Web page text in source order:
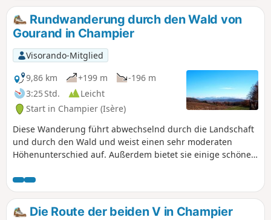
Rundwanderung durch den Wald von
Gourand in Champier
Visorando-Mitglied
9,86 km
+199 m
-196 m
3:25 Std.
Leicht
Start in Champier (Isère)
Diese Wanderung führt abwechselnd durch die Landschaft
und durch den Wald und weist einen sehr moderaten
Höhenunterschied auf. Außerdem bietet sie einige schöne
Die Route der beiden V in Champier